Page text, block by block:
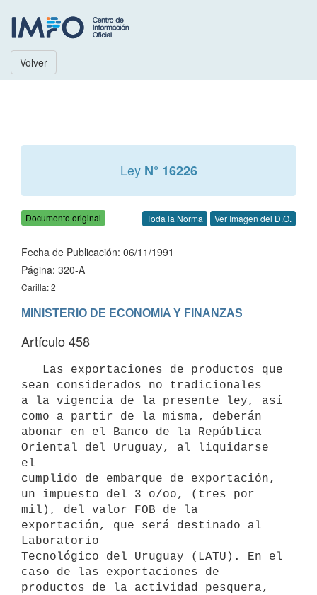
Volver
Ley N° 16226
Documento original Toda la Norma Ver Imagen del D.O.
Fecha de Publicación: 06/11/1991
Página: 320-A
Carilla: 2
MINISTERIO DE ECONOMIA Y FINANZAS
Artículo 458
sean considerados no tradicionales
a la vigencia de la presente ley, así
como a partir de la misma, deberán
abonar en el Banco de la República
Oriental del Uruguay, al liquidarse
el
cumplido de embarque de exportación,
un impuesto del 3 o/oo, (tres por
mil), del valor FOB de la
exportación, que será destinado al
Laboratorio
Tecnológico del Uruguay (LATU). En el
caso de las exportaciones de
productos de la actividad pesquera,